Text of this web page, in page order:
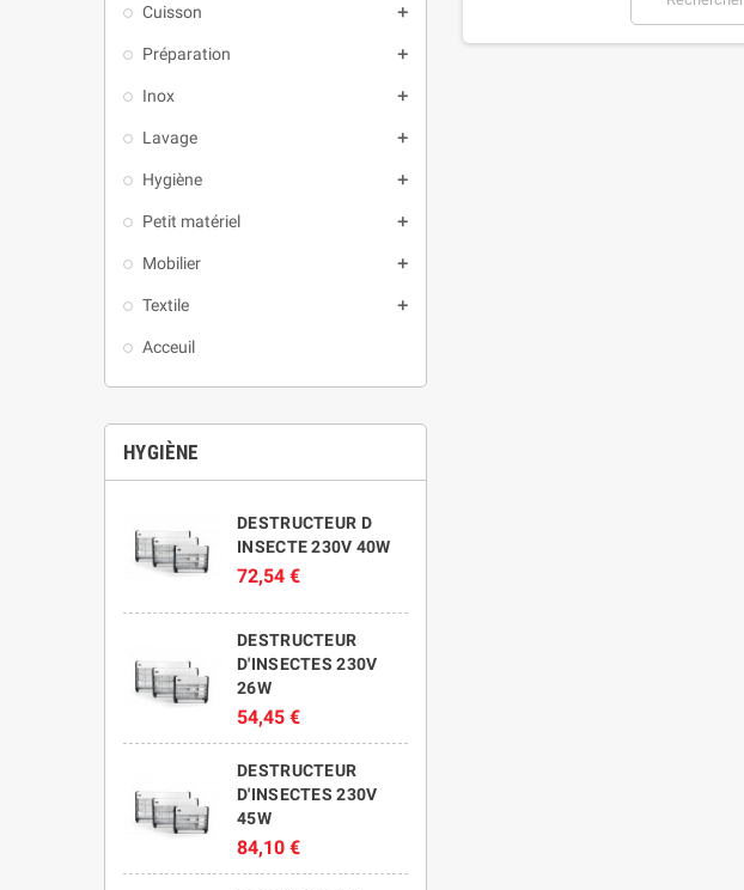
Cuisson add
Préparation add
Inox add
Lavage add
Hygiène add
Petit matériel add
Mobilier add
Textile add
Acceuil
HYGIÈNE
DESTRUCTEUR D
INSECTE 230V 40W
72,54 €
DESTRUCTEUR
D'INSECTES 230V
26W
54,45 €
DESTRUCTEUR
D'INSECTES 230V
45W
84,10 €